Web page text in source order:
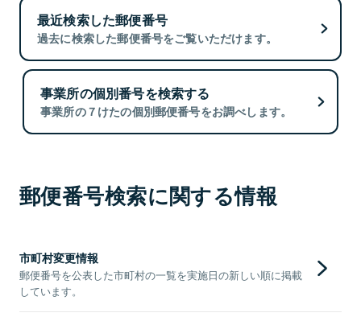
最近検索した郵便番号
過去に検索した郵便番号をご覧いただけます。
事業所の個別番号を検索する
事業所の７けたの個別郵便番号をお調べします。
郵便番号検索に関する情報
市町村変更情報
郵便番号を公表した市町村の一覧を実施日の新しい順に掲載
しています。